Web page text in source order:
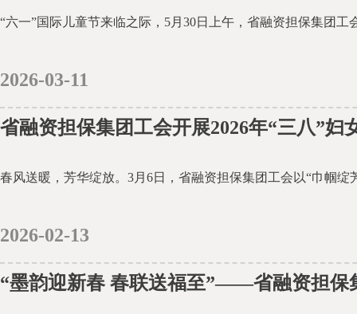
2026-03-11
省融资担保集团工会开展2026年“三八”妇
2026-02-13
“墨韵迎新春 春联送福至”——省融资担保